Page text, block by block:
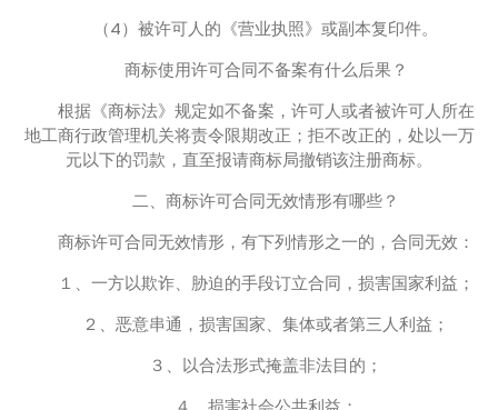
（4）被许可人的《营业执照》或副本复印件。
商标使用许可合同不备案有什么后果？
根据《商标法》规定如不备案，许可人或者被许可人所在
地工商行政管理机关将责令限期改正；拒不改正的，处以一万
元以下的罚款，直至报请商标局撤销该注册商标。
二、商标许可合同无效情形有哪些？
商标许可合同无效情形，有下列情形之一的，合同无效：
１、一方以欺诈、胁迫的手段订立合同，损害国家利益；
２、恶意串通，损害国家、集体或者第三人利益；
３、以合法形式掩盖非法目的；